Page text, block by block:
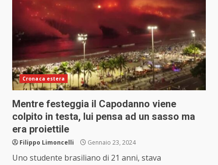
Cronaca estera
Mentre festeggia il Capodanno viene
colpito in testa, lui pensa ad un sasso ma
era proiettile
Filippo Limoncelli Gennaio 23, 2024
Uno studente brasiliano di 21 anni, stava